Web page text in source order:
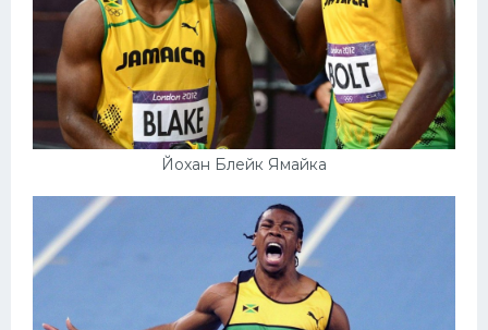
Йохан Блейк Ямайка